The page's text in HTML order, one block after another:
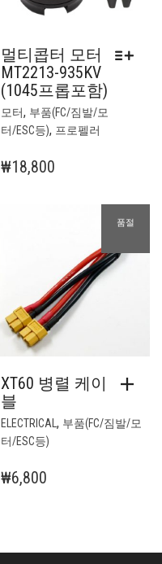
멀티콥터 모터
MT2213-935KV
(1045프롭포함)
모터, 부품(FC/짐발/모
터/ESC등), 프로펠러
상
선
₩18,800
품절
XT60 병렬 케이
블
ELECTRICAL , 부품(FC/짐발/모
터/ESC등)
₩6,800